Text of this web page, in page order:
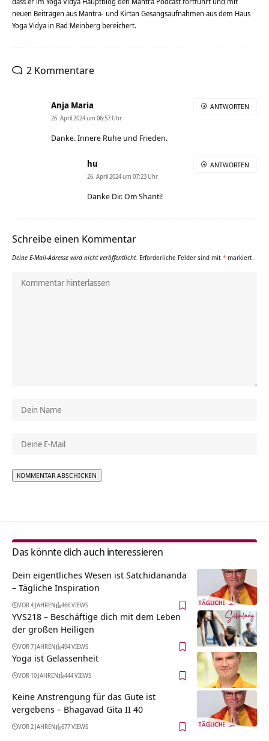
neuen Beiträgen aus Mantra- und Kirtan Gesangsaufnahmen aus dem Haus
Yoga Vidya in Bad Meinberg bereichert.
2 Kommentare
Anja Maria
26. April 2024 um 06:57 Uhr
Danke. Innere Ruhe und Frieden.
ANTWORTEN
hu
26. April 2024 um 07:23 Uhr
Danke Dir. Om Shanti!
ANTWORTEN
Schreibe einen Kommentar
Deine E-Mail-Adresse wird nicht veröffentlicht. Erforderliche Felder sind mit * markiert.
Das könnte dich auch interessieren
Dein eigentliches Wesen ist Satchidananda
– Tägliche Inspiration
VOR 4 JAHREN 466 VIEWS
YVS218 – Beschäftige dich mit dem Leben
der großen Heiligen
VOR 7 JAHREN 494 VIEWS
Yoga ist Gelassenheit
VOR 10 JAHREN 444 VIEWS
Keine Anstrengung für das Gute ist
vergebens – Bhagavad Gita II 40
VOR 2 JAHREN 677 VIEWS